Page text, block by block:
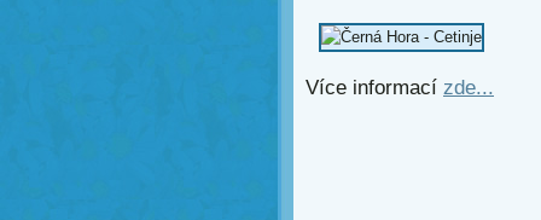
Více informací zde...